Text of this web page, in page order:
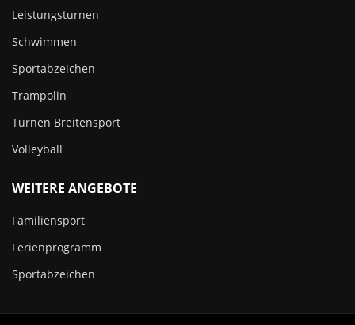
Leistungsturnen
Schwimmen
Sportabzeichen
Trampolin
Turnen Breitensport
Volleyball
WEITERE ANGEBOTE
Familiensport
Ferienprogramm
Sportabzeichen